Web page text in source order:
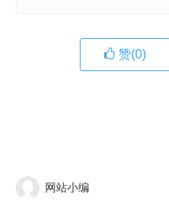
赞(0)
网站小编